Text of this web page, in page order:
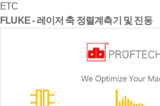
ETC
FLUKE - 레이저 축 정렬계측기 및 진동